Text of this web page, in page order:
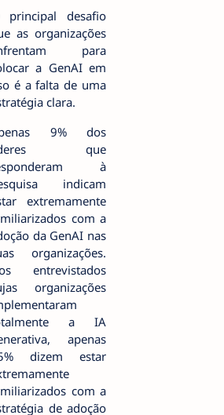
principal desafio
as organizações
para
a GenAI em
é a falta de uma
clara.
9% dos
que
à
indicam
extremamente
com a
da GenAI nas
organizações.
entrevistados
organizações
a IA
apenas
dizem estar
com a
de adoção